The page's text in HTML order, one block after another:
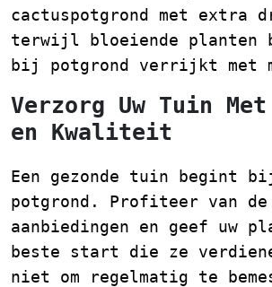
cactuspotgrond met extra
terwijl bloeiende planten
bij potgrond verrijkt met
Verzorg Uw Tuin
en Kwaliteit
Een gezonde tuin begint
potgrond. Profiteer van de
aanbiedingen en geef uw
beste start die ze
niet om regelmatig te